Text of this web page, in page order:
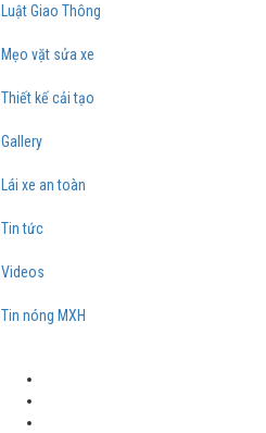
Luật Giao Thông
Mẹo vặt sửa xe
Thiết kế cải tạo
Gallery
Lái xe an toàn
Tin tức
Videos
Tin nóng MXH